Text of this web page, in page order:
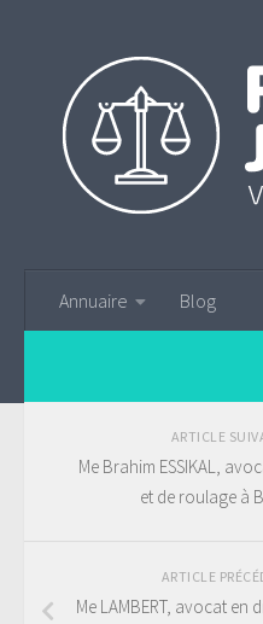
Annuaire Blog
ARTICLE
Me Brahim ESSIKAL,
et de roulage à
ARTICLE
Me LAMBERT, avocat en